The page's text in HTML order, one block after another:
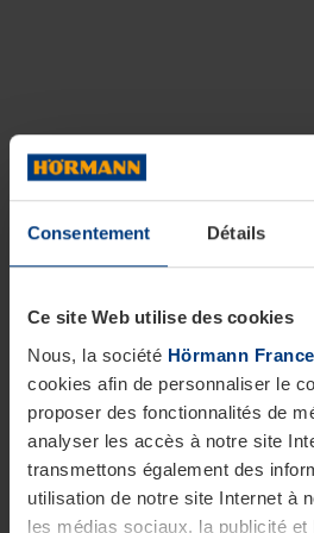
Consentement Détails
Ce site Web utilise des cookies
Nous, la société Hörmann
cookies afin de personnaliser le
proposer des fonctionnalités de
analyser les accès à notre site
transmettons également des
utilisation de notre site Internet à
les médias sociaux, la publicité et